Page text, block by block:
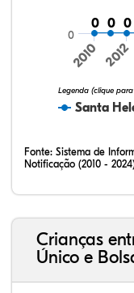
0
0 0
0 0
0
Santa
Legenda (clique
2010 2012
0
Fonte: Sistema de
Notificação (2010 -
Crianças
Único e
8,44%
5,84%
0,24%
75,42%
1,80%
8,26%
32,57%
9,24%
0,46%
54,88%
1,27%
1,56%